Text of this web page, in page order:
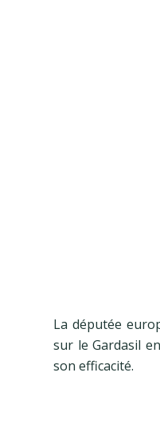
La députée
sur le Gardasil
son efficacité.